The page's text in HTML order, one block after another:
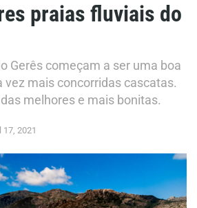
praias fluviais do
Gerês começam a ser uma boa
vez mais concorridas cascatas.
melhores e mais bonitas.
17, 2021